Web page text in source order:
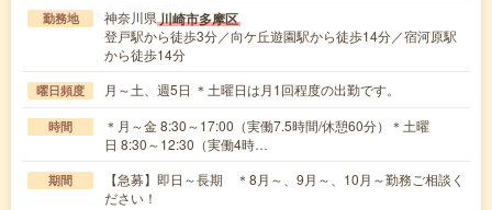
勤務地 神奈川県川崎市多摩区
登戸駅から徒歩3分／向ケ丘遊園駅から徒歩14分／宿河原駅
から徒歩14分
曜日頻度 月～土、週5日 ＊土曜日は月1回程度の出勤です。
時間
＊月～金 8:30～17:00（実働7.5時間/休憩60分）＊土曜
日 8:30～12:30（実働4時…
期間
【急募】即日～長期 ＊8月～、9月～、10月～勤務ご相談く
ださい！